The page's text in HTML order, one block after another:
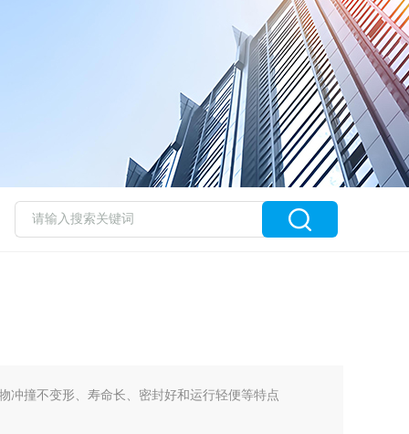
冲撞不变形、寿命长、密封好和运行轻便等特点